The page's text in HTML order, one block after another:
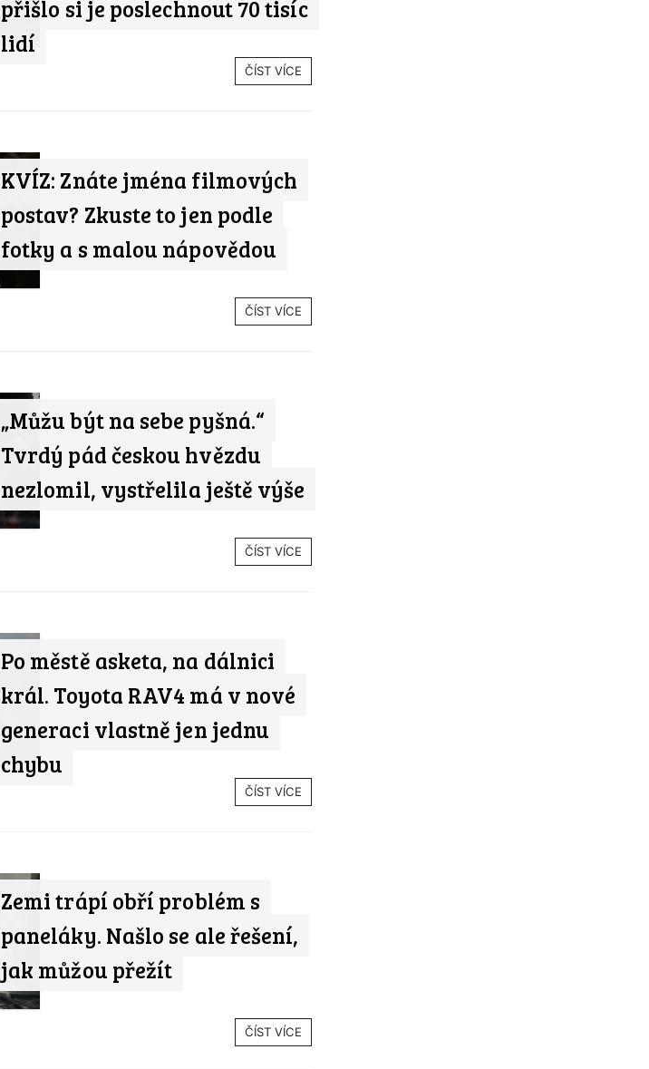
přišlo si je poslechnout 70 tisíc
lidí
ČÍST VÍCE
KVÍZ: Znáte jména filmových
postav? Zkuste to jen podle
fotky a s malou nápovědou
ČÍST VÍCE
„Můžu být na sebe pyšná.“
Tvrdý pád českou hvězdu
nezlomil, vystřelila ještě výše
ČÍST VÍCE
Po městě asketa, na dálnici
král. Toyota RAV4 má v nové
generaci vlastně jen jednu
chybu
ČÍST VÍCE
Zemi trápí obří problém s
paneláky. Našlo se ale řešení,
jak můžou přežít
ČÍST VÍCE